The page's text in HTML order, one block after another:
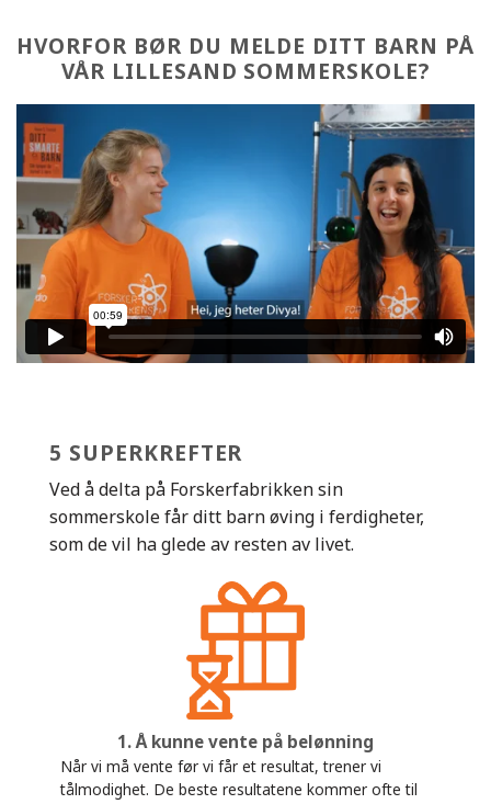
HVORFOR BØR DU MELDE DITT BARN PÅ
VÅR LILLESAND SOMMERSKOLE?
5 SUPERKREFTER
Ved å delta på Forskerfabrikken sin
sommerskole får ditt barn øving i ferdigheter,
som de vil ha glede av resten av livet.
1. Å kunne vente på belønning
Når vi må vente før vi får et resultat, trener vi
tålmodighet. De beste resultatene kommer ofte til